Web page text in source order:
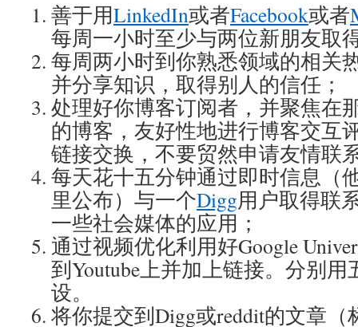
善于用LinkedIn或者Facebook或者
每周一小时至少与两位新朋友取
每周两小时到你熟悉领域的相关
并分享知识，取得别人的信任；
处理好你博客订阅者，并聚焦在
的博客，友好性地进行博客交互
链接交换，不要贸然申请友情联
每天花十五分钟通过即时信息（
里公布）与一个Digg用户取得联
一些社会媒体的应用；
通过视频优化利用好Google
到Youtube上并加上链接。分别
设。
将你提交到Digg或reddit的文章